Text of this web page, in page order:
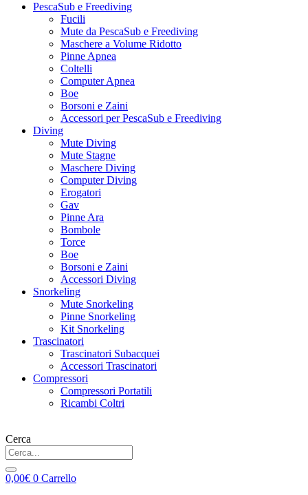
PescaSub e Freediving
Fucili
Mute da PescaSub e Freediving
Maschere a Volume Ridotto
Pinne Apnea
Coltelli
Computer Apnea
Boe
Borsoni e Zaini
Accessori per PescaSub e Freediving
Diving
Mute Diving
Mute Stagne
Maschere Diving
Computer Diving
Erogatori
Gav
Pinne Ara
Bombole
Torce
Boe
Borsoni e Zaini
Accessori Diving
Snorkeling
Mute Snorkeling
Pinne Snorkeling
Kit Snorkeling
Trascinatori
Trascinatori Subacquei
Accessori Trascinatori
Compressori
Compressori Portatili
Ricambi Coltri
Cerca
0,00€ 0 Carrello